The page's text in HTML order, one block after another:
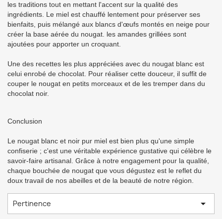
les traditions tout en mettant l'accent sur la qualité des
ingrédients. Le miel est chauffé lentement pour préserver ses
bienfaits, puis mélangé aux blancs d'œufs montés en neige pour
créer la base aérée du nougat. les amandes grillées sont
ajoutées pour apporter un croquant.
Une des recettes les plus appréciées avec du nougat blanc est
celui enrobé de chocolat. Pour réaliser cette douceur, il suffit de
couper le nougat en petits morceaux et de les tremper dans du
chocolat noir.
Conclusion
Le nougat blanc et noir pur miel est bien plus qu'une simple
confiserie ; c'est une véritable expérience gustative qui célèbre le
savoir-faire artisanal. Grâce à notre engagement pour la qualité,
chaque bouchée de nougat que vous dégustez est le reflet du
doux travail de nos abeilles et de la beauté de notre région.
Pertinence 